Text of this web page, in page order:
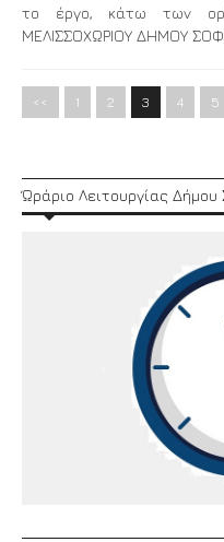
το έργο, κάτω των
ΜΕΛΙΣΣΟΧΩΡΙΟΥ ΔΗΜΟΥ
<< 1 2 3 4 5
Ώράριο Λειτουργίας